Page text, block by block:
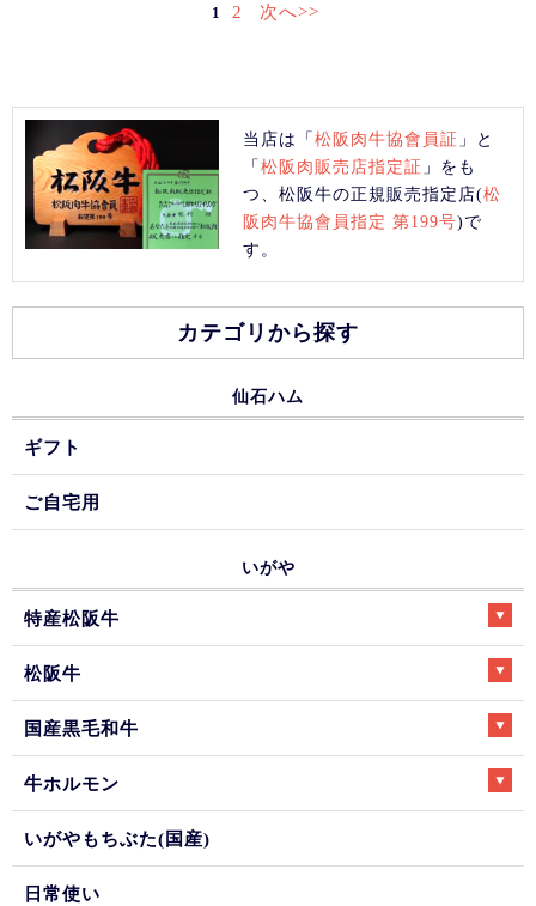
1 2 次へ>>
当店は「松阪肉牛協會員証 」と
「松阪肉販売店指定証 」をも
つ、松阪牛の正規販売指定店(松
阪肉牛協會員指定 第199号)で
す。
カテゴリから探す
仙石ハム
ギフト
ご自宅用
いがや
特産松阪牛
松阪牛
国産黒毛和牛
牛ホルモン
いがやもちぶた(国産)
日常使い